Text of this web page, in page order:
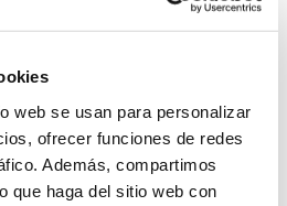
web se usan para personalizar
ofrecer funciones de redes
Además, compartimos
que haga del sitio web con